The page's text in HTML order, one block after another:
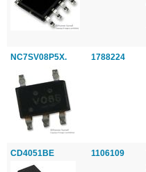
NC7SV08P5X. 1788224
CD4051BE 1106109